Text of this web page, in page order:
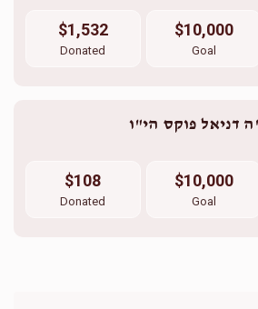
$1,532
Donated
$10,000
Goal
דניאל פוקס הי"ו
$108
Donated
$10,000
Goal